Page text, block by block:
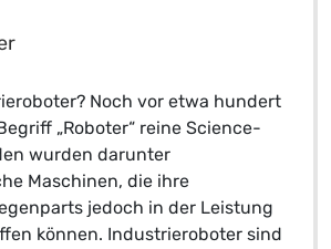
Noch vor etwa hundert
„Roboter“ reine Science-
wurden darunter
Maschinen, die ihre
jedoch in der Leistung
können. Industrieroboter sind